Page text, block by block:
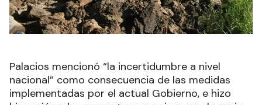
Palacios mencionó “la incertidumbre a nivel
nacional” como consecuencia de las medidas
implementadas por el actual Gobierno, e hizo